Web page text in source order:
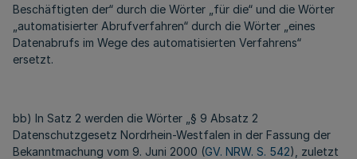
Beschäftigten der“ durch die Wörter „für die“ und die Wörter
„automatisierter Abrufverfahren“ durch die Wörter „eines
Datenabrufs im Wege des automatisierten Verfahrens“
ersetzt.
bb) In Satz 2 werden die Wörter „§ 9 Absatz 2
Datenschutzgesetz Nordrhein-Westfalen in der Fassung der
Bekanntmachung vom 9. Juni 2000 (GV. NRW. S. 542), zuletzt